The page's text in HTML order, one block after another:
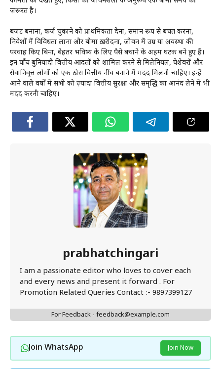
ज़रूरत है।
बजट बनाना, कर्ज़ चुकाने को प्राथमिकता देना, समान रूप से बचत करना,
निवेशों में विविधता लाना और बीमा ख़रीदना, जीवन में उम्र या अवस्था की
परवाह किए बिना, बेहतर भविष्य के लिए पैसे बचाने के अहम घटक बने हुए हैं।
इन पाँच बुनियादी वित्तीय आदतों को शामिल करने से मिलेनियल, पेशेवरों और
सेवानिवृत्त लोगों को एक ठोस वित्तीय नींव बनाने में मदद मिलनी चाहिए। इन्हें
आने वाले वर्षों में सभी को ज़्यादा वित्तीय सुरक्षा और समृद्धि का आनंद लेने में भी
मदद करनी चाहिए।
prabhatchingari
I am a passionate editor who loves to cover each
and every news and present it forward . For
Promotion Related Queries Contact :- 9897399127
For Feedback - feedback@example.com
Join WhatsApp Join Now